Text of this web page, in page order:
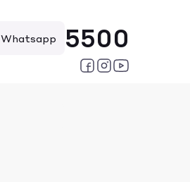
Whatsapp 5500